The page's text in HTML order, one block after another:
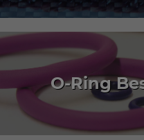
O-Ring